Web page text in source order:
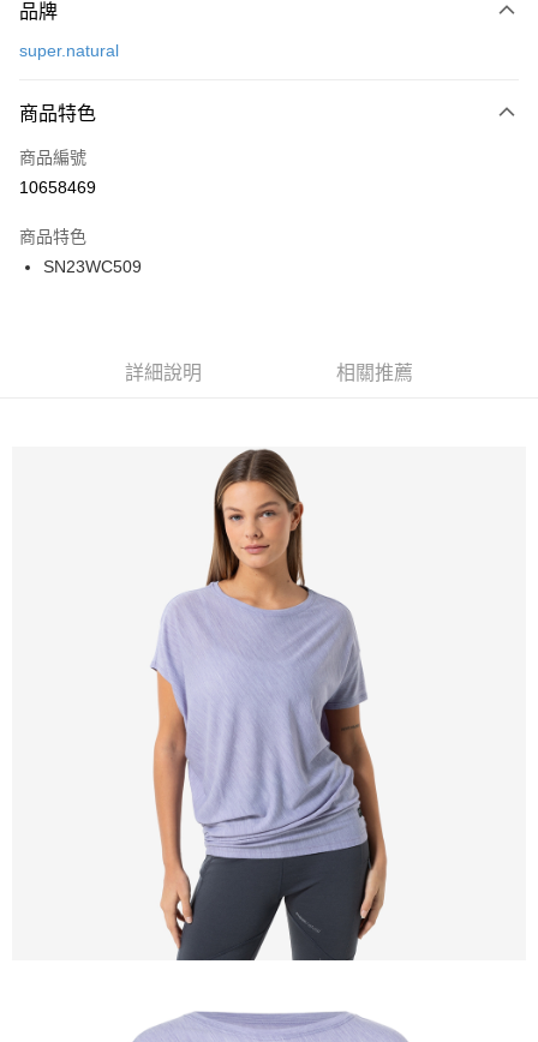
信用卡一次付款
Apple Pay
街口支付
ATM付款
每筆NT$100，滿NT$2,000(含以上)免運費
每筆NT$100，滿NT$2,000(含以上)免運費
宅配出貨(2000以上免運)
每筆NT$100，滿NT$2,000(含以上)免運費
品牌
super.natural
商品特色
商品編號
10658469
商品特色
SN23WC509
詳細說明 相關推薦